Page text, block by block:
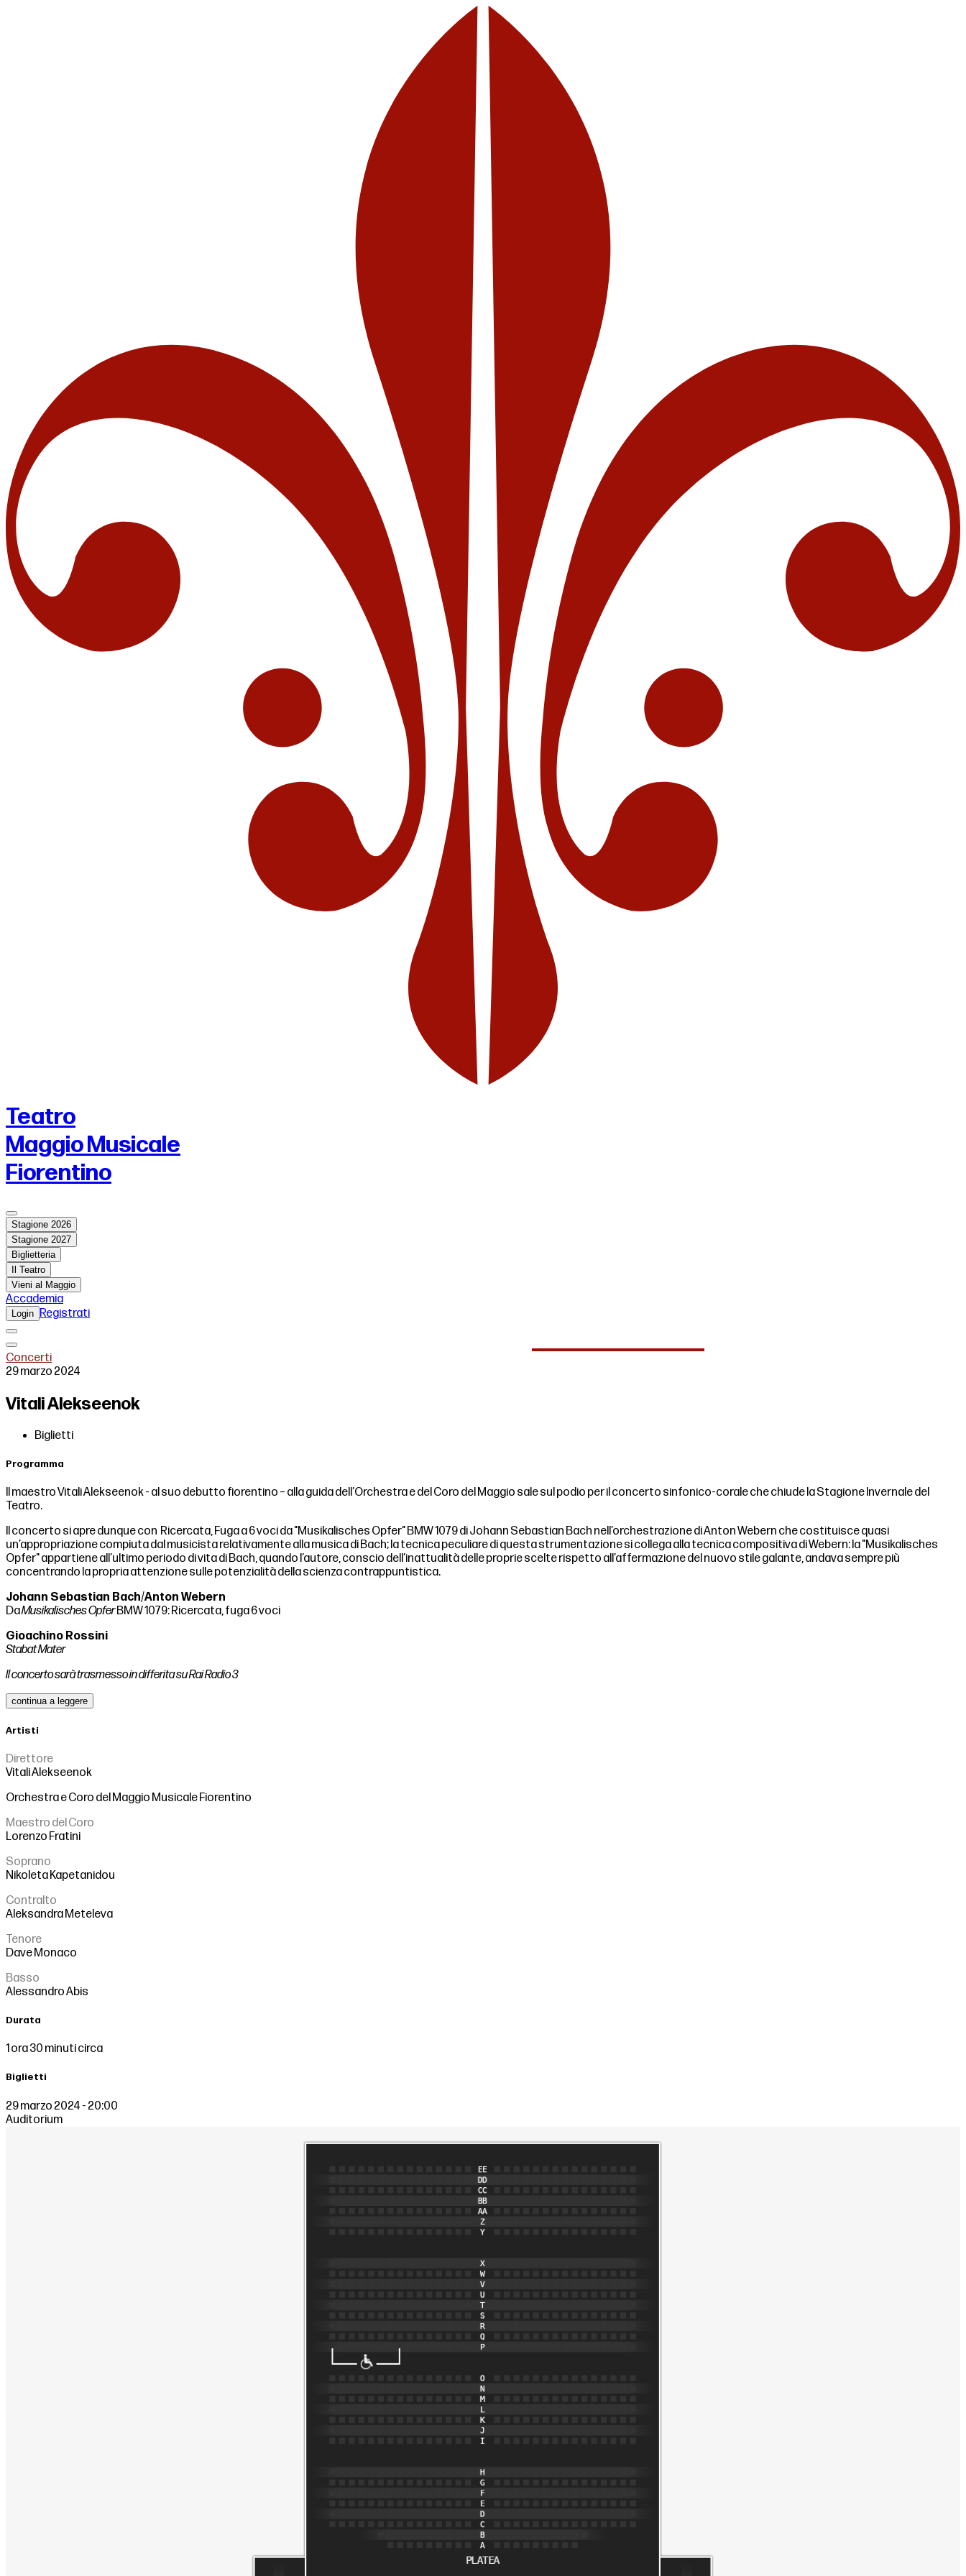
Teatro
Maggio Musicale
Fiorentino
Stagione 2026
Stagione 2027
Biglietteria
Il Teatro
Vieni al Maggio
Accademia
Login Registrati
Concerti
29 marzo 2024
Vitali Alekseenok
Biglietti
Programma
Il maestro Vitali Alekseenok - al suo debutto fiorentino – alla guida dell’Orchestra e del Coro del Maggio sale sul podio per il concerto sinfonico-corale che chiude la Stagione Invernale del
Teatro.
Il concerto si apre dunque con Ricercata, Fuga a 6 voci da "Musikalisches Opfer" BMW 1079 di Johann Sebastian Bach nell’orchestrazione di Anton Webern che costituisce quasi
un’appropriazione compiuta dal musicista relativamente alla musica di Bach; la tecnica peculiare di questa strumentazione si collega alla tecnica compositiva di Webern: la "Musikalisches
Opfer" appartiene all’ultimo periodo di vita di Bach, quando l’autore, conscio dell’inattualità delle proprie scelte rispetto all’affermazione del nuovo stile galante, andava sempre più
concentrando la propria attenzione sulle potenzialità della scienza contrappuntistica.
Johann Sebastian Bach/Anton Webern
DaMusikalisches OpferBMW 1079: Ricercata, fuga 6 voci
Gioachino Rossini
Stabat Mater
Il concerto sarà trasmesso in differita su Rai Radio 3
continua a leggere
Artisti
Direttore
Vitali Alekseenok
Orchestra e Coro del Maggio Musicale Fiorentino
Maestro del Coro
Lorenzo Fratini
Soprano
Nikoleta Kapetanidou
Contralto
Aleksandra Meteleva
Tenore
Dave Monaco
Basso
Alessandro Abis
Durata
1 ora 30 minuti circa
Biglietti
29 marzo 2024 - 20:00
Auditorium